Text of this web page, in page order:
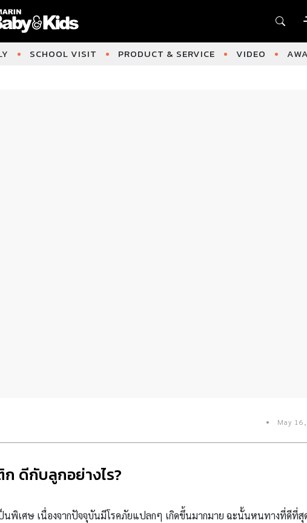
SCHOOL VISIT PRODUCT & SERVICE VIDEO
May
ก ดีกับลูกอย่างไร?
พิเศษ เนื่องจากปัจจุบันมีโรคภัยแปลกๆ เกิดขึ้นมากมาย ฉะนั้นหนทางที่ดีที่สุ